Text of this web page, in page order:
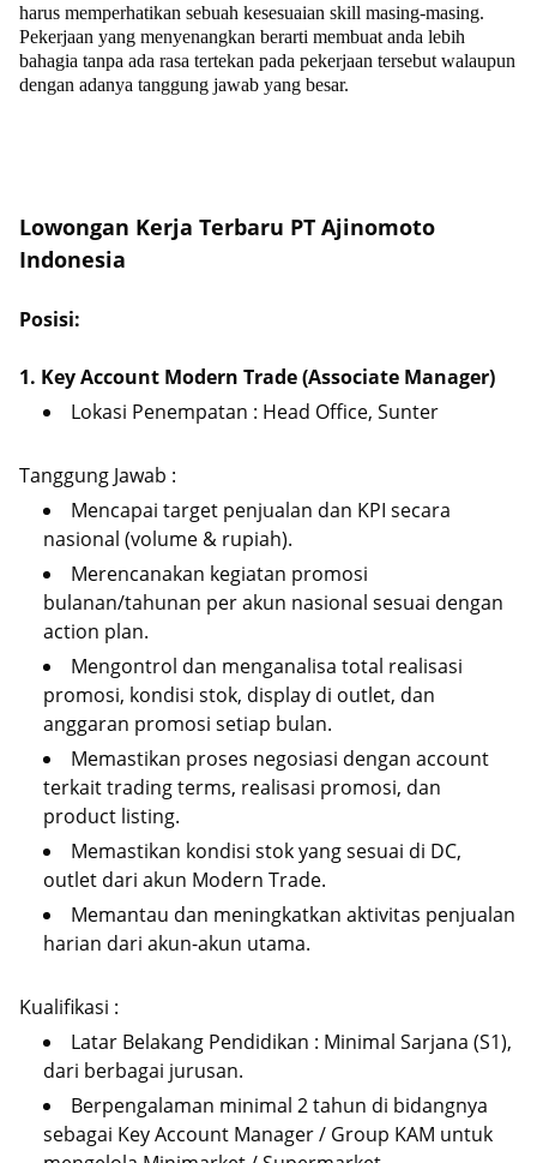
harus memperhatikan sebuah kesesuaian skill masing-masing.
Pekerjaan yang menyenangkan berarti membuat anda lebih
bahagia tanpa ada rasa tertekan pada pekerjaan tersebut walaupun
dengan adanya tanggung jawab yang besar.
Lowongan Kerja Terbaru PT Ajinomoto
Indonesia
Posisi:
1. Key Account Modern Trade (Associate Manager)
Lokasi Penempatan : Head Office, Sunter
Tanggung Jawab :
Mencapai target penjualan dan KPI secara
nasional (volume & rupiah).
Merencanakan kegiatan promosi
bulanan/tahunan per akun nasional sesuai dengan
action plan.
Mengontrol dan menganalisa total realisasi
promosi, kondisi stok, display di outlet, dan
anggaran promosi setiap bulan.
Memastikan proses negosiasi dengan account
terkait trading terms, realisasi promosi, dan
product listing.
Memastikan kondisi stok yang sesuai di DC,
outlet dari akun Modern Trade.
Memantau dan meningkatkan aktivitas penjualan
harian dari akun-akun utama.
Kualifikasi :
Latar Belakang Pendidikan : Minimal Sarjana (S1),
dari berbagai jurusan.
Berpengalaman minimal 2 tahun di bidangnya
sebagai Key Account Manager / Group KAM untuk